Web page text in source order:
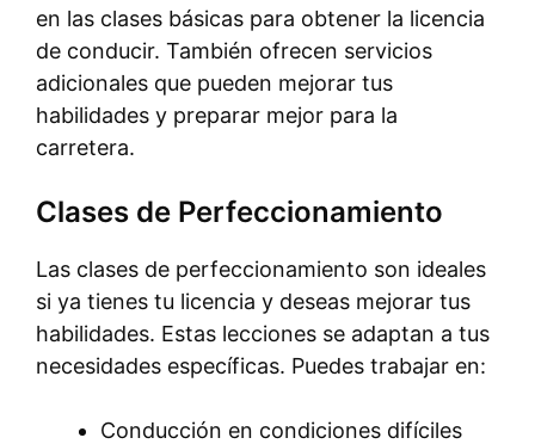
en las clases básicas para obtener la licencia
de conducir. También ofrecen servicios
adicionales que pueden mejorar tus
habilidades y preparar mejor para la
carretera.
Clases de Perfeccionamiento
Las clases de perfeccionamiento son ideales
si ya tienes tu licencia y deseas mejorar tus
habilidades. Estas lecciones se adaptan a tus
necesidades específicas. Puedes trabajar en:
Conducción en condiciones difíciles